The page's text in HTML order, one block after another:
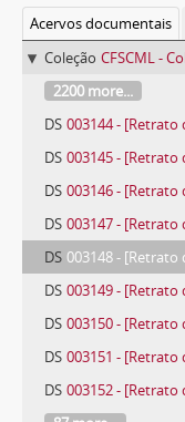
Acervos documentais
Coleção CFSCML -
2200 more...
DS 003144 -
DS 003145 -
DS 003146 -
DS 003147 -
DS 003148 -
DS 003149 -
DS 003150 -
DS 003151 -
DS 003152 -